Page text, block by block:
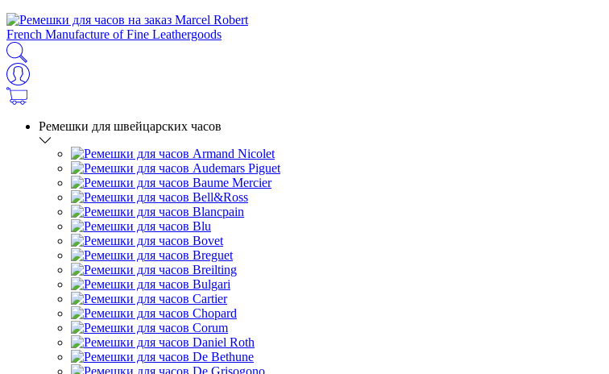
French Manufacture of Fine Leathergoods
Ремешки для швейцарских часов